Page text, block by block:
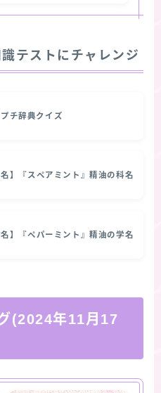
テストにチャレンジ
チ辞典クイズ
】『スペアミント』精油の科名
】『ペパーミント』精油の学名
(2024年11月17